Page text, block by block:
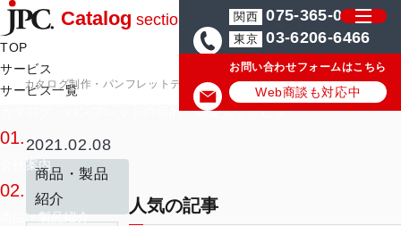
Catalog section
TOP
サービス
サービス一覧
カタログ・パンフレットの目的・用途別サービス
01.
会社案内
02.
商品・製品紹介
関西 075-365-0571
東京 03-6206-6466
お問い合わせフォームはこちら
Web商談も対応中
カタログ制作・パンフレットデザイン会社はJPC カタログ・パンフレ
2021.02.08
商品・製品
紹介
人気の記事